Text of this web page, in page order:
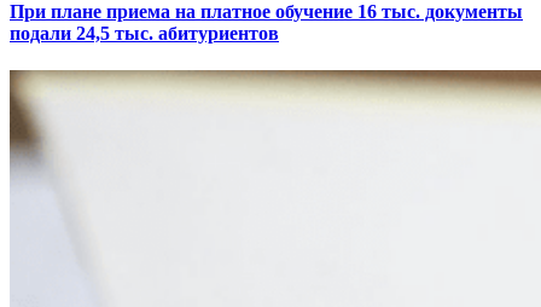
При плане приема на платное обучение 16 тыс. документы
подали 24,5 тыс. абитуриентов